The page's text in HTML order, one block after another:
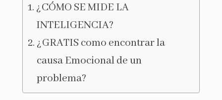
¿CÓMO SE MIDE LA
INTELIGENCIA?
¿GRATIS como encontrar la
causa Emocional de un
problema?